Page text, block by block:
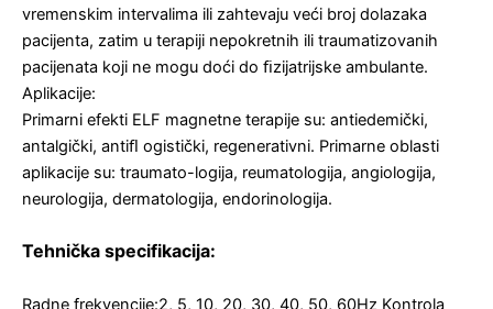
vremenskim intervalima ili zahtevaju veći broj dolazaka
pacijenta, zatim u terapiji nepokretnih ili traumatizovanih
pacijenata koji ne mogu doći do ﬁzijatrijske ambulante.
Aplikacije:
Primarni efekti ELF magnetne terapije su: antiedemički,
antalgički, antiﬂ ogistički, regenerativni. Primarne oblasti
aplikacije su: traumato-logija, reumatologija, angiologija,
neurologija, dermatologija, endorinologija.
Tehnička specifikacija:
Radne frekvencije:2, 5, 10, 20, 30, 40, 50, 60Hz Kontrola